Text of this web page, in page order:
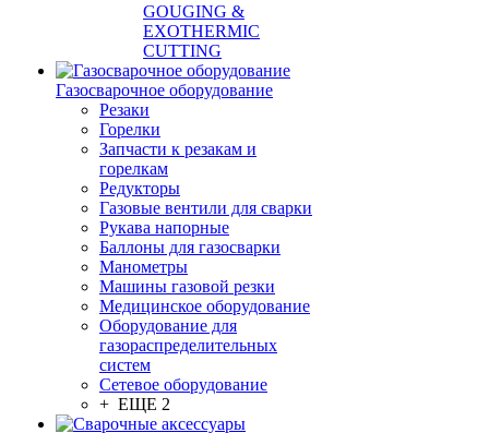
GOUGING &
EXOTHERMIC
CUTTING
Газосварочное оборудование
Резаки
Горелки
Запчасти к резакам и
горелкам
Редукторы
Газовые вентили для сварки
Рукава напорные
Баллоны для газосварки
Манометры
Машины газовой резки
Медицинское оборудование
Оборудование для
газораспределительных
систем
Сетевое оборудование
+ ЕЩЕ 2